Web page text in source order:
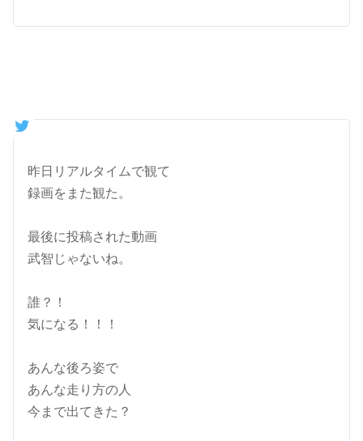
昨日リアルタイムで観て
録画をまた観た。
最後に投稿された動画
武智じゃないね。
誰？！
気になる！！！
あんな後ろ姿で
あんな走り方の人
今まで出てきた？